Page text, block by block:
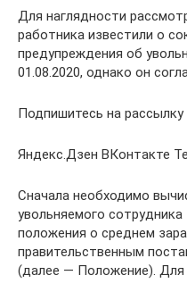
Для наглядности
работника известили о
предупреждения об
01.08.2020, однако он
Подпишитесь на рассылку
Яндекс.Дзен ВКонтакте
Сначала необходимо
увольняемого
положения о среднем
правительственным
(далее — Положение). Для